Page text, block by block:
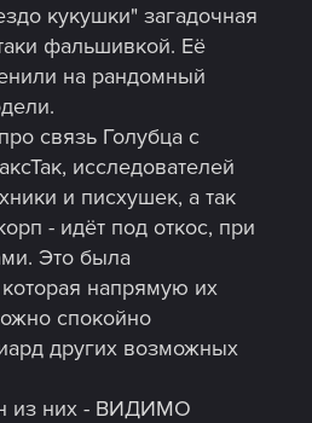
кукушки" загадочная
фальшивкой. Её
на рандомный
связь Голубца с
исследователей
и писхушек, а так
- идёт под откос, при
Это была
напрямую их
спокойно
других возможных
из них - ВИДИМО